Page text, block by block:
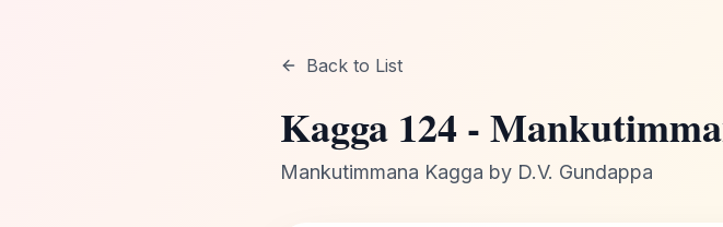
Back to List
Kagga 124 -
Mankutimmana Kagga by D.V. Gundappa